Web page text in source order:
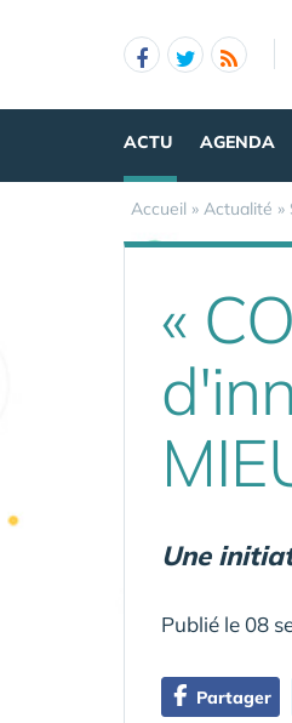
ACTU AGENDA
Accueil » Actualité »
«
Une
Publié le 08
Partager